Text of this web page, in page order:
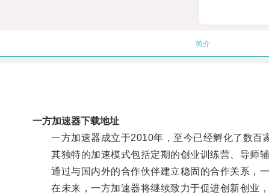
简介
一方加速器下载地址
一方加速器成立于2010年，至今已经孵化了数百家
其独特的加速模式包括定期的创业训练营、导师辅
通过与国内外的合作伙伴建立稳固的合作关系，一
在未来，一方加速器将继续致力于促进创新创业，